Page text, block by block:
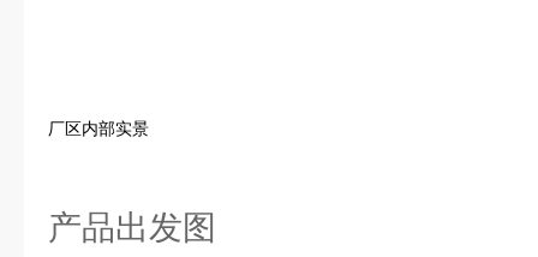
厂区内部实景
产品出发图